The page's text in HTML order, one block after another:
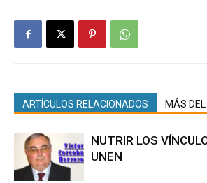
ARTÍCULOS RELACIONADOS MÁS
NUTRIR LOS
UNEN